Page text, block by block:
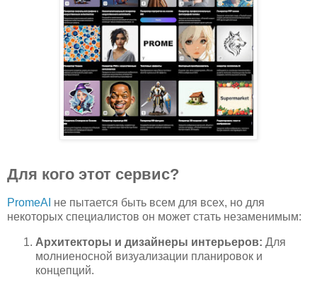
Для кого этот сервис?
PromeAI не пытается быть всем для всех, но для
некоторых специалистов он может стать незаменимым:
Архитекторы и дизайнеры интерьеров: Для
молниеносной визуализации планировок и
концепций.